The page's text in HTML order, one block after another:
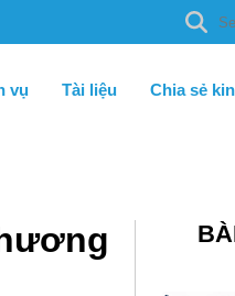
vụ Tài liệu Chia sẻ